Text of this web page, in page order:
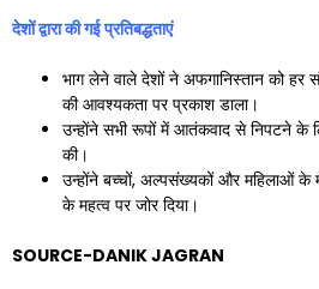
देशों द्वारा की गई प्रतिबद्धताएं
भाग लेने वाले देशों ने अफगानिस्तान को हर
की आवश्यकता पर प्रकाश डाला।
उन्होंने सभी रूपों में आतंकवाद से निपटने के
की।
उन्होंने बच्चों, अल्पसंख्यकों और महिलाओं के
के महत्व पर जोर दिया।
SOURCE-DANIK JAGRAN